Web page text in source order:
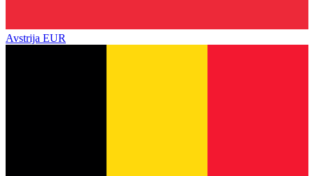
Avstrija EUR